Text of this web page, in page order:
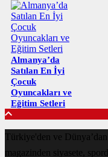
Almanya’da
Satılan En İyi
Çocuk
Oyuncakları ve
Eğitim Setleri
Türkiye'den ve
magazinden siyasete,